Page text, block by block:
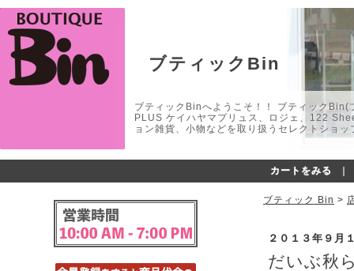
ブティックBin
ブティックBinへようこそ！！ ブティック
PLUS ケイハヤマプリュス、ロジェ、122
ョン雑貨、小物などを取り扱うセレクトショ
カートをみる
ブティック Bin >
２０１３年９月
だいぶ秋